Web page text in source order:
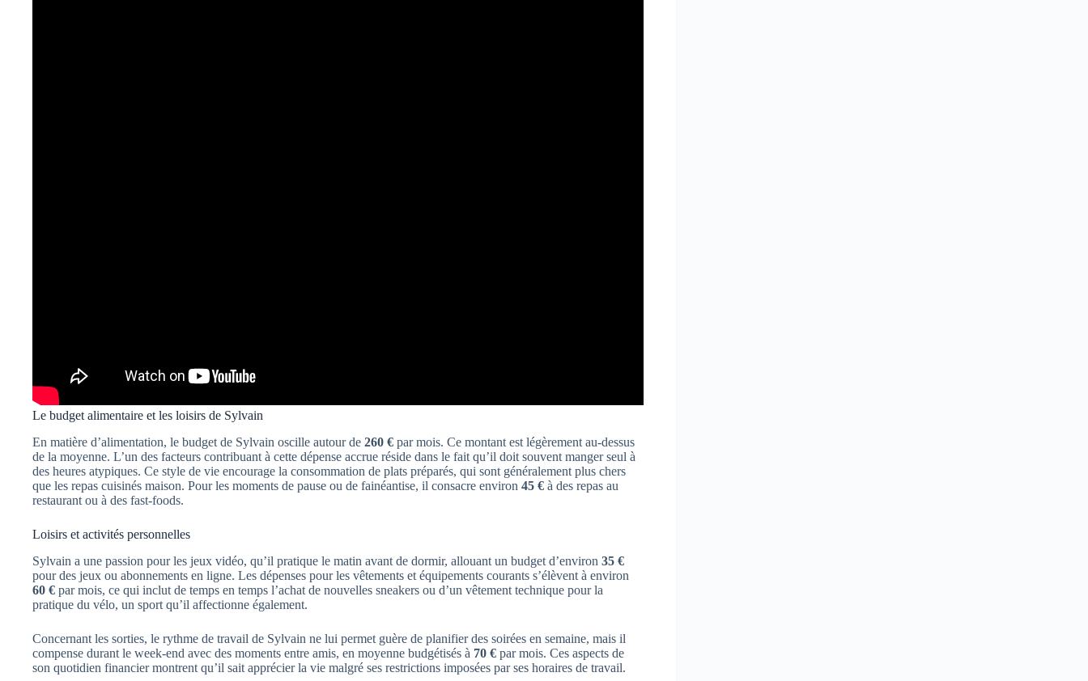
Le budget alimentaire et les loisirs de Sylvain
En matière d’alimentation, le budget de Sylvain oscille autour de 260 € par mois. Ce montant est légèrement au-dessus
de la moyenne. L’un des facteurs contribuant à cette dépense accrue réside dans le fait qu’il doit souvent manger seul à
des heures atypiques. Ce style de vie encourage la consommation de plats préparés, qui sont généralement plus chers
que les repas cuisinés maison. Pour les moments de pause ou de fainéantise, il consacre environ 45 € à des repas au
restaurant ou à des fast-foods.
Loisirs et activités personnelles
Sylvain a une passion pour les jeux vidéo, qu’il pratique le matin avant de dormir, allouant un budget d’environ 35 €
pour des jeux ou abonnements en ligne. Les dépenses pour les vêtements et équipements courants s’élèvent à environ
60 € par mois, ce qui inclut de temps en temps l’achat de nouvelles sneakers ou d’un vêtement technique pour la
pratique du vélo, un sport qu’il affectionne également.
Concernant les sorties, le rythme de travail de Sylvain ne lui permet guère de planifier des soirées en semaine, mais il
compense durant le week-end avec des moments entre amis, en moyenne budgétisés à 70 € par mois. Ces aspects de
son quotidien financier montrent qu’il sait apprécier la vie malgré ses restrictions imposées par ses horaires de travail.